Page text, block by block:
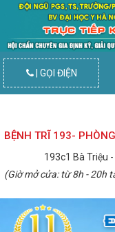
| GỌI ĐIỆN
BỆNH TRĨ 193-
193c1 Bà Triệu
(Giờ mở cửa: từ 8h - 20h